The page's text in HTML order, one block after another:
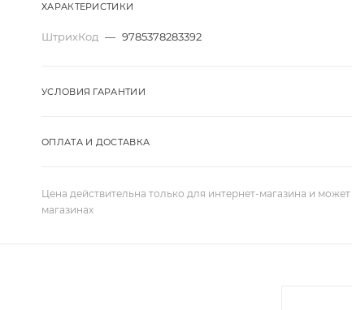
ХАРАКТЕРИСТИКИ
ШтрихКод — 9785378283392
УСЛОВИЯ ГАРАНТИИ
ОПЛАТА И ДОСТАВКА
Цена действительна только для интернет-магазина и
магазинах